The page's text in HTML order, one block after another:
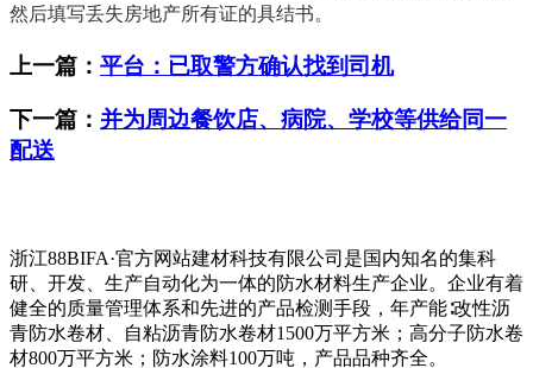
然后填写丢失房地产所有证的具结书。
上一篇： 平台：已取警方确认找到司机
下一篇： 并为周边餐饮店、病院、学校等供给同一
配送
浙江88BIFA·官方网站建材科技有限公司是国内知名的集科
研、开发、生产自动化为一体的防水材料生产企业。企业有着
健全的质量管理体系和先进的产品检测手段，年产能∶改性沥
青防水卷材、自粘沥青防水卷材1500万平方米；高分子防水卷
材800万平方米；防水涂料100万吨，产品品种齐全。